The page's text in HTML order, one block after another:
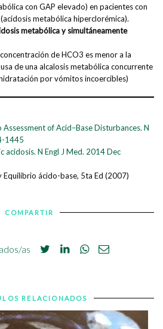
con GAP elevado) en pacientes con
metabólica hiperclorémica).
metabólica y simultáneamente
de HCO3 es menor a la
de una alcalosis metabólica concurrente
por vómitos incoercibles)
of Acid–Base Disturbances. N
1445
acidosis. N Engl J Med. 2014 Dec
Equilibrio ácido-base, 5ta Ed (2007)
COMPARTIR
as
RELACIONADOS